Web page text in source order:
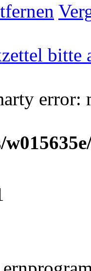
bitte
error: